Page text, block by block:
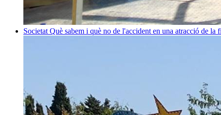
Societat Què sabem i què no de l'accident en una atracció de la